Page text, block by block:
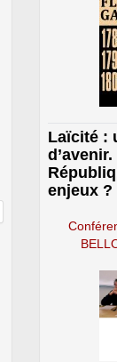
Laïcité :
enjeux ?